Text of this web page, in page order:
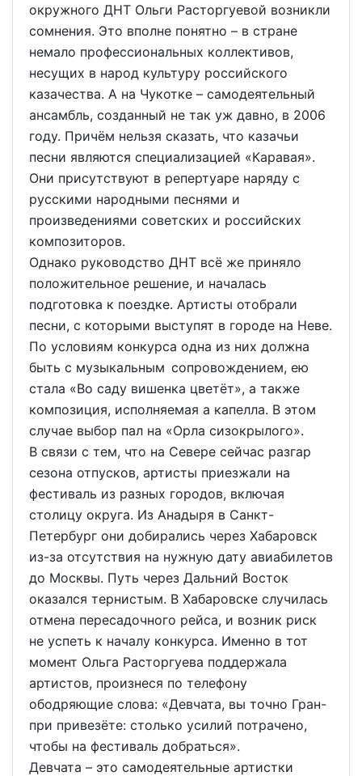
окружного ДНТ Ольги Расторгуевой возникли
сомнения. Это вполне понятно – в стране
немало профессиональных коллективов,
несущих в народ культуру российского
казачества. А на Чукотке – самодеятельный
ансамбль, созданный не так уж давно, в 2006
году. Причём нельзя сказать, что казачьи
песни являются специализацией «Каравая».
Они присутствуют в репертуаре наряду с
русскими народными песнями и
произведениями советских и российских
композиторов.
Однако руководство ДНТ всё же приняло
положительное решение, и началась
подготовка к поездке. Артисты отобрали
песни, с которыми выступят в городе на Неве.
По условиям конкурса одна из них должна
быть с музыкальным сопровождением, ею
стала «Во саду вишенка цветёт», а также
композиция, исполняемая a капелла. В этом
случае выбор пал на «Орла сизокрылого».
В связи с тем, что на Севере сейчас разгар
сезона отпусков, артисты приезжали на
фестиваль из разных городов, включая
столицу округа. Из Анадыря в Санкт-
Петербург они добирались через Хабаровск
из-за отсутствия на нужную дату авиабилетов
до Москвы. Путь через Дальний Восток
оказался тернистым. В Хабаровске случилась
отмена пересадочного рейса, и возник риск
не успеть к началу конкурса. Именно в тот
момент Ольга Расторгуева поддержала
артистов, произнеся по телефону
ободряющие слова: «Девчата, вы точно Гран-
при привезёте: столько усилий потрачено,
чтобы на фестиваль добраться».
Девчата – это самодеятельные артистки